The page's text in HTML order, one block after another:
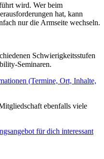
wird. Wer beim
hat, kann
nur die Armseite wechseln.
Schwierigkeitsstufen
Seminaren.
(Termine, Ort, Inhalte,
ebenfalls viele
für dich interessant